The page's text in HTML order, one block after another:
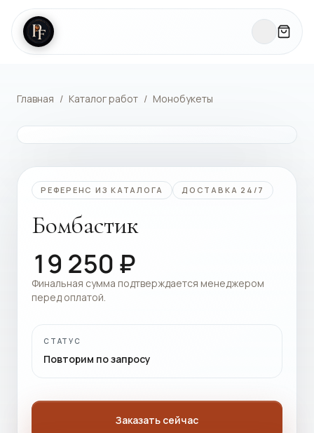
Главная / Каталог работ / Монобукеты
РЕФЕРЕНС ИЗ КАТАЛОГА ДОСТАВКА 24/7
Бомбастик
19 250 ₽
Финальная сумма подтверждается менеджером
перед оплатой.
СТАТУС
Повторим по запросу
Заказать сейчас